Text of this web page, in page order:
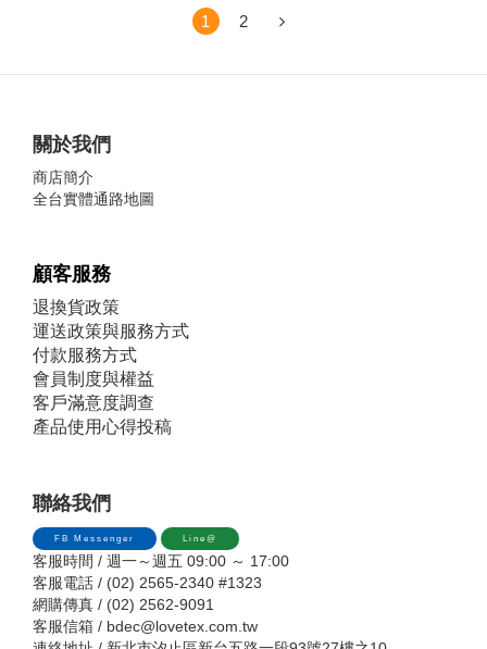
1 2
關於我們
商店簡介
全台實體通路地圖
顧客服務
退換貨政策
運送政策與服務方式
付款服務方式
會員制度與權益
客戶滿意度調查
產品使用心得投稿
聯絡我們
FB Messenger Line@
客服時間 / 週一～週五 09:00 ～ 17:00
客服電話 / (02) 2565-2340 #1323
網購傳真 / (02) 2562-9091
客服信箱 / bdec@lovetex.com.tw